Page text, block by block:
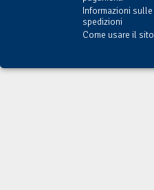
Informazioni sulle
spedizioni
Come usare il sito